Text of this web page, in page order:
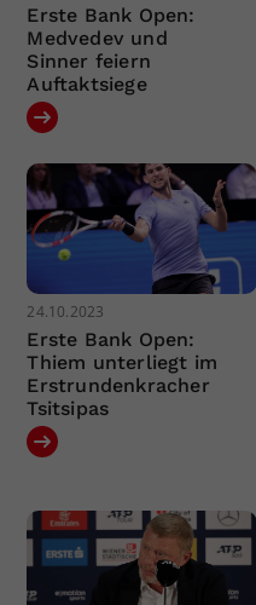
Erste Bank Open:
Medvedev und
Sinner feiern
Auftaktsiege
24.10.2023
Erste Bank Open:
Thiem unterliegt im
Erstrundenkracher
Tsitsipas